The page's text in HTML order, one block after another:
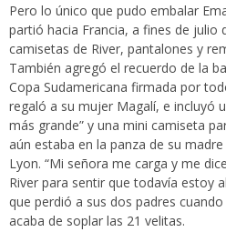
Pero lo único que pudo embalar
partió hacia Francia, a fines de julio
camisetas de River, pantalones y
También agregó el recuerdo de la
Copa Sudamericana firmada por
regaló a su mujer Magalí, e incluyó
más grande” y una mini camiseta
aún estaba en la panza de su
Lyon. “Mi señora me carga y me
River para sentir que todavía estoy
que perdió a sus dos padres
acaba de soplar las 21 velitas.